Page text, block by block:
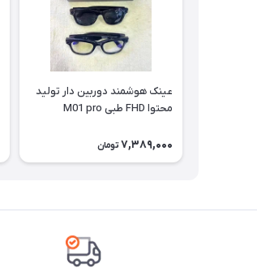
عینک هوشمند دوربین دار تولید
محتوا FHD طبی M01 pro
7,389,000 تومان